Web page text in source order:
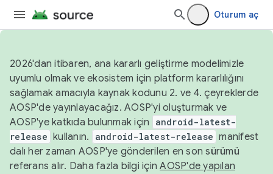
Oturum aç
2026'dan itibaren, ana kararlı geliştirme modelimizle
uyumlu olmak ve ekosistem için platform kararlılığını
sağlamak amacıyla kaynak kodunu 2. ve 4. çeyreklerde
AOSP'de yayınlayacağız. AOSP'yi oluşturmak ve
AOSP'ye katkıda bulunmak için
android-latest-
release kullanın. android-latest-release manifest
dalı her zaman AOSP'ye gönderilen en son sürümü
referans alır. Daha fazla bilgi içinAOSP'de yapılan